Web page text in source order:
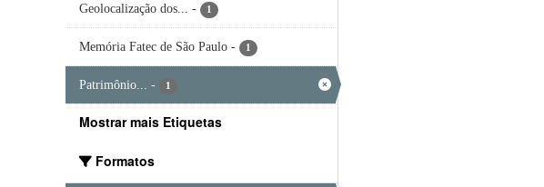
Geolocalização dos... - 1
Memória Fatec de São Paulo - 1
Patrimônio... - 1
Mostrar mais Etiquetas
Formatos